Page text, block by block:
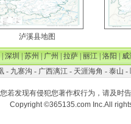
泸溪县地图
|深圳|苏州|广州|拉萨|丽江|洛阳|威
- 九寨沟 - 广西漓江- 天涯海角 - 泰山 -
若发现有侵犯您著作权行为，请及时
Copyright ©365135.com Inc.All